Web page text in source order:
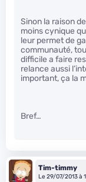
Sinon la raison
moins cynique
leur permet de
communauté,
difficile a faire
relance aussi
important, ça la
Bref…
Tim-timmy
Le 29/07/2013 à